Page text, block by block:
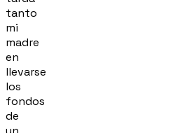
tanto
mi
madre
en
llevarse
los
fondos
de